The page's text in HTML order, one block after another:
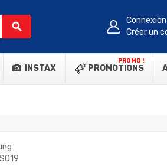
search
Connexion
Créer un
INSTAX PROMOTIONS
PROMO !